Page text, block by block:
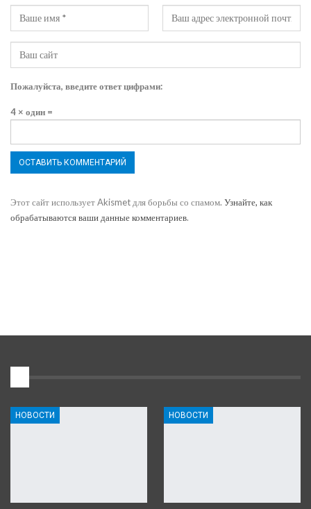
Пожалуйста, введите ответ цифрами:
4 × один =
Этот сайт использует Akismet для борьбы со спамом. Узнайте, как
обрабатываются ваши данные комментариев.
НОВОСТИ НОВОСТИ